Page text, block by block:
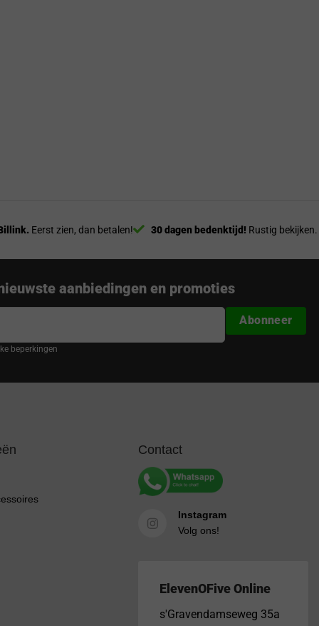
Eerst zien, dan betalen! 30 dagen bedenktijd! Rustig bekijken.
aanbiedingen en promoties
beperkingen
Abonneer
Contact
Instagram
Volg ons!
ElevenOFive Online
s'Gravendamseweg 35a